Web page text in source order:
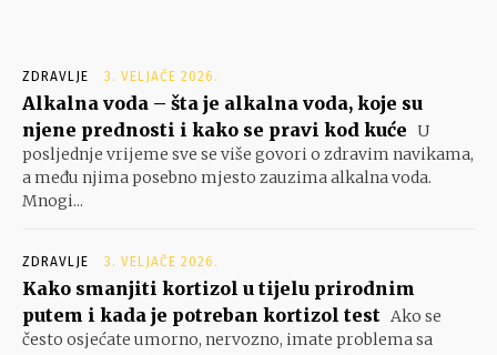
ZDRAVLJE 3. VELJAČE 2026.
Alkalna voda – šta je alkalna voda, koje su
njene prednosti i kako se pravi kod kuće U
posljednje vrijeme sve se više govori o zdravim navikama,
a među njima posebno mjesto zauzima alkalna voda.
Mnogi...
ZDRAVLJE 3. VELJAČE 2026.
Kako smanjiti kortizol u tijelu prirodnim
putem i kada je potreban kortizol test Ako se
često osjećate umorno, nervozno, imate problema sa